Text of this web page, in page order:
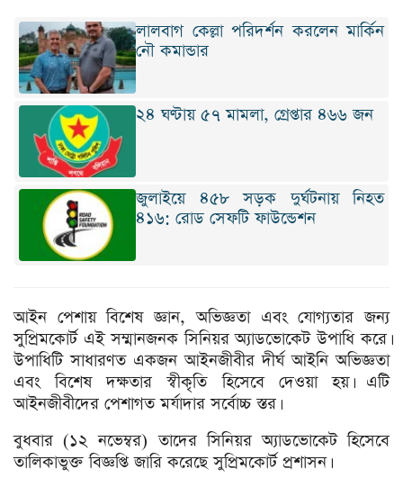
লালবাগ কেল্লা পরিদর্শন করলেন মার্কিন
নৌ কমান্ডার
২৪ ঘণ্টায় ৫৭ মামলা, গ্রেপ্তার ৪৬৬ জন
জুলাইয়ে ৪৫৮ সড়ক দুর্ঘটনায় নিহত
৪১৬: রোড সেফটি ফাউন্ডেশন
আইন পেশায় বিশেষ জ্ঞান, অভিজ্ঞতা এবং যোগ্যতার জন্য
সুপ্রিমকোর্ট এই সম্মানজনক সিনিয়র অ্যাডভোকেট উপাধি করে।
উপাধিটি সাধারণত একজন আইনজীবীর দীর্ঘ আইনি অভিজ্ঞতা
এবং বিশেষ দক্ষতার স্বীকৃতি হিসেবে দেওয়া হয়। এটি
আইনজীবীদের পেশাগত মর্যাদার সর্বোচ্চ স্তর।
বুধবার (১২ নভেম্বর) তাদের সিনিয়র অ্যাডভোকেট হিসেবে
তালিকাভুক্ত বিজ্ঞপ্তি জারি করেছে সুপ্রিমকোর্ট প্রশাসন।